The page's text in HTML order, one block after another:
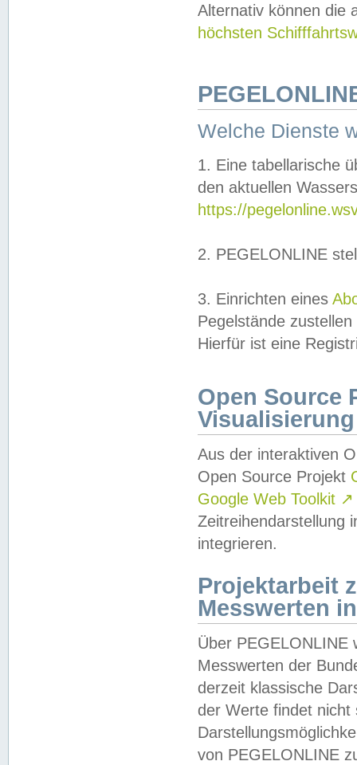
Alternativ können die
höchsten
Welche Dienste
1. Eine tabellarische
den aktuellen
https://
2. PEGELONLINE
3. Einrichten eines
Pegelstände
Hierfür ist eine
Open Source
Visualisierung
Aus der interaktiven
Open Source Projekt
Google Web Toolkit ↗
Zeitreihendarstellung
integrieren.
Projektarbeit
Messwerten
Über PEGELONLINE
Messwerten der
derzeit klassische
der Werte findet
von PEGELONLINE